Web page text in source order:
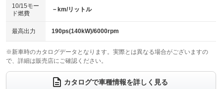
ベンチシート
：装備なし
チップアップシート
：装備あり
：装備なし ：装備あり
ウォークスルー
：装備あり
電動リアゲート フロントカメラ
：装備あり
10/15モー
ド燃費
－km/リットル
最高出力 190ps(140kW)/6000rpm
※新車時のカタログデータとなります。実際とは異なる場合がございますの
で、詳細は販売店にご確認ください。
カタログで車種情報を詳しく見る